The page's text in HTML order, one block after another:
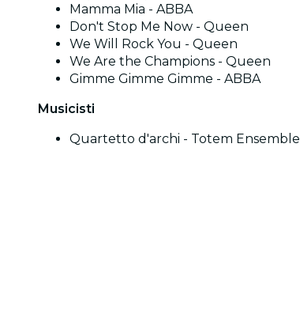
Mamma Mia - ABBA
Don't Stop Me Now - Queen
We Will Rock You - Queen
We Are the Champions - Queen
Gimme Gimme Gimme - ABBA
Musicisti
Quartetto d'archi - Totem Ensemble